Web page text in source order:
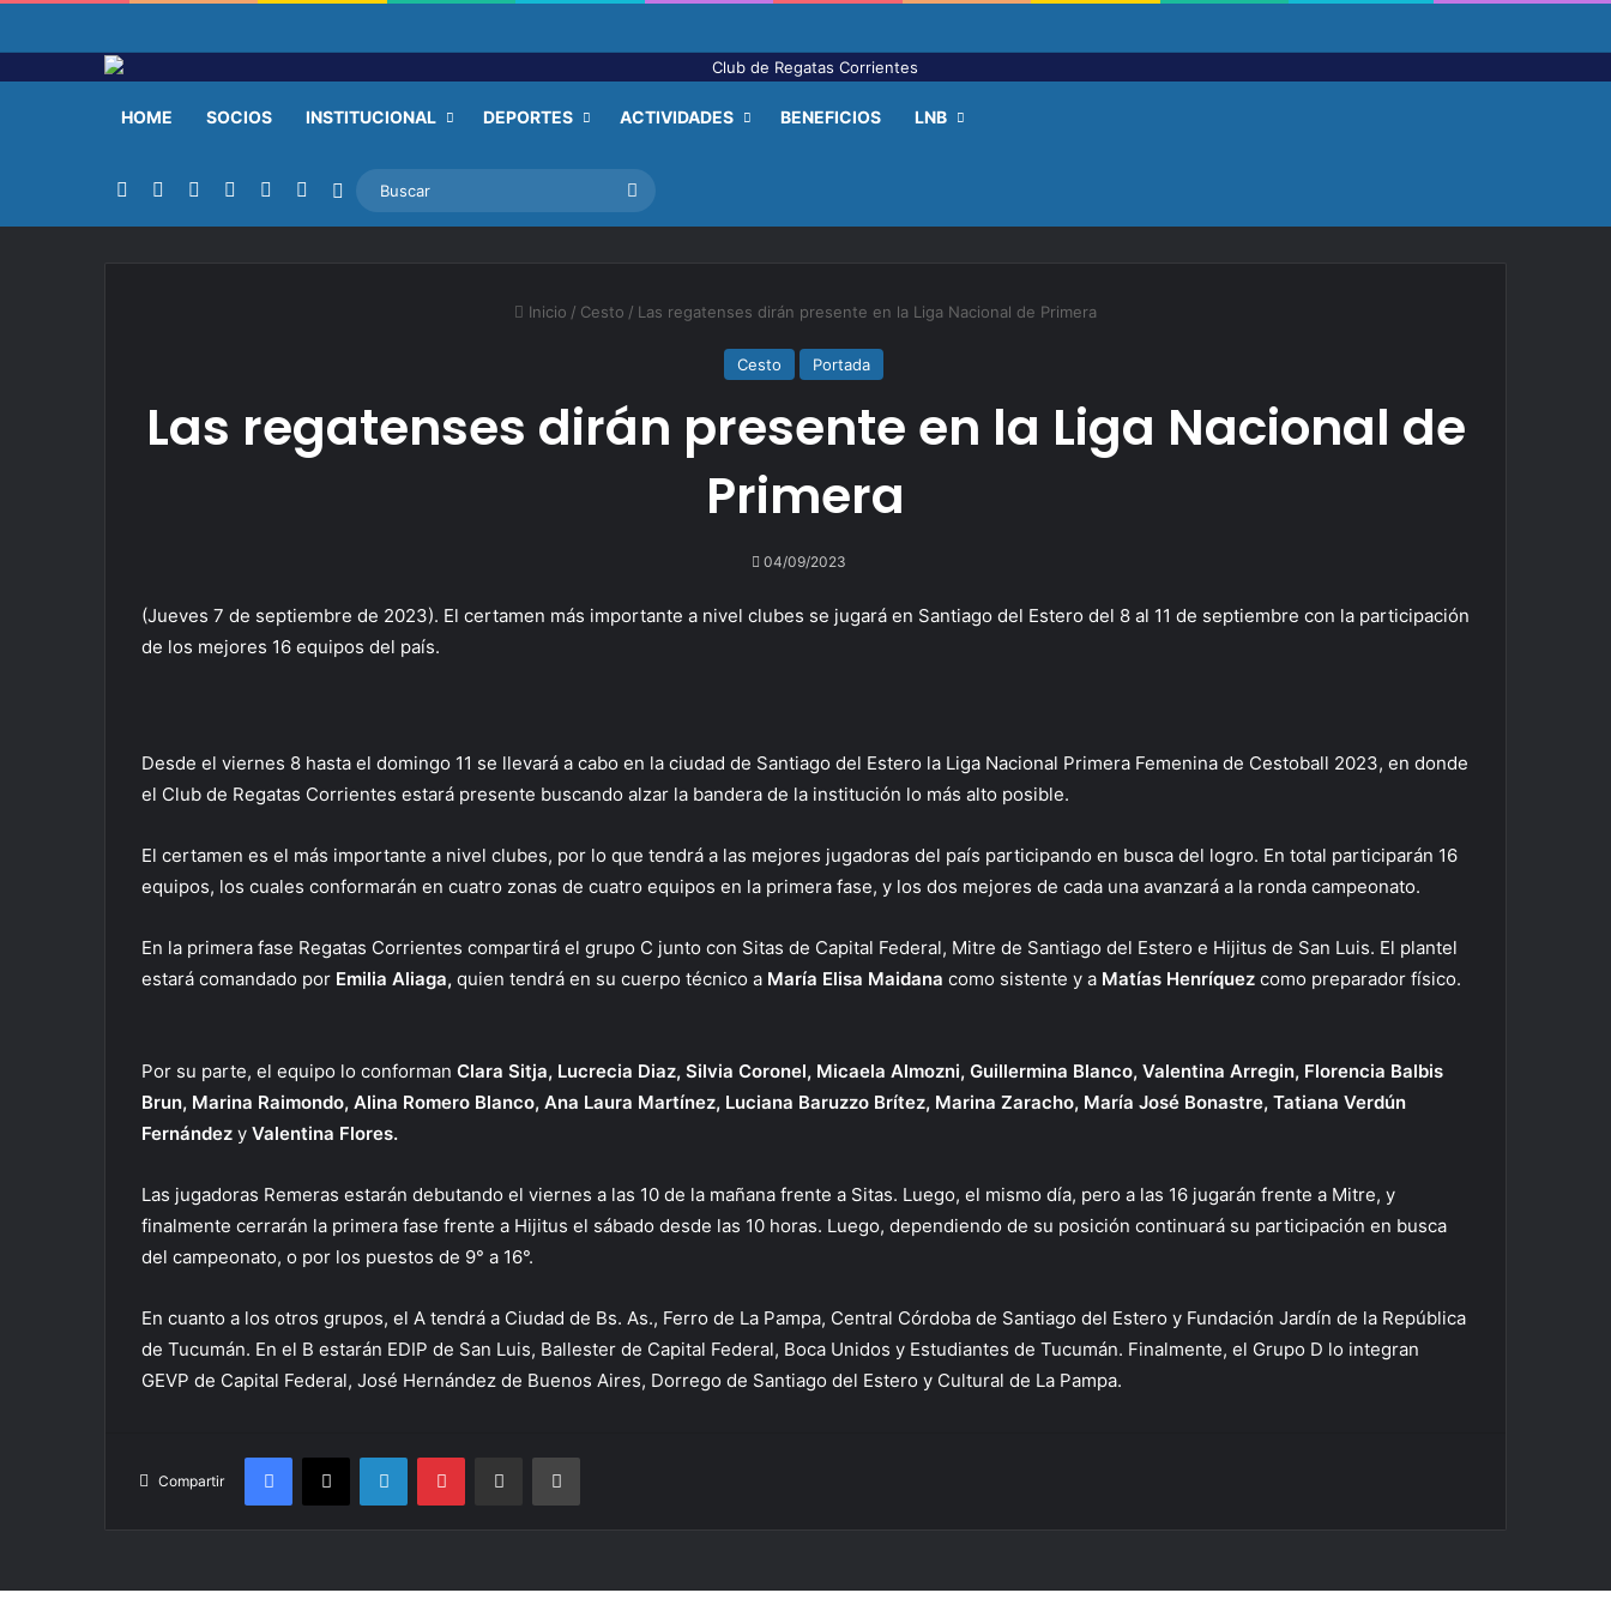
HOME SOCIOS INSTITUCIONAL DEPORTES ACTIVIDADES BENEFICIOS LNB
Facebook YouTubeInstagram
TikTokRSS Switch skin Buscar
Inicio / Cesto / Las regatenses dirán presente en la Liga Nacional de Primera
Cesto Portada
Las regatenses dirán presente en la Liga Nacional de
Primera
04/09/2023
(Jueves 7 de septiembre de 2023). El certamen más importante a nivel clubes se jugará en Santiago del Estero del 8 al 11 de septiembre con la participación
de los mejores 16 equipos del país.
Desde el viernes 8 hasta el domingo 11 se llevará a cabo en la ciudad de Santiago del Estero la Liga Nacional Primera Femenina de Cestoball 2023, en donde
el Club de Regatas Corrientes estará presente buscando alzar la bandera de la institución lo más alto posible.
El certamen es el más importante a nivel clubes, por lo que tendrá a las mejores jugadoras del país participando en busca del logro. En total participarán 16
equipos, los cuales conformarán en cuatro zonas de cuatro equipos en la primera fase, y los dos mejores de cada una avanzará a la ronda campeonato.
En la primera fase Regatas Corrientes compartirá el grupo C junto con Sitas de Capital Federal, Mitre de Santiago del Estero e Hijitus de San Luis. El plantel
estará comandado por Emilia Aliaga, quien tendrá en su cuerpo técnico a María Elisa Maidana como sistente y a Matías Henríquez como preparador físico.
Por su parte, el equipo lo conforman Clara Sitja, Lucrecia Diaz, Silvia Coronel, Micaela Almozni, Guillermina Blanco, Valentina Arregin, Florencia Balbis
Brun, Marina Raimondo, Alina Romero Blanco, Ana Laura Martínez, Luciana Baruzzo Brítez, Marina Zaracho, María José Bonastre, Tatiana Verdún
Fernández y Valentina Flores.
Las jugadoras Remeras estarán debutando el viernes a las 10 de la mañana frente a Sitas. Luego, el mismo día, pero a las 16 jugarán frente a Mitre, y
finalmente cerrarán la primera fase frente a Hijitus el sábado desde las 10 horas. Luego, dependiendo de su posición continuará su participación en busca
del campeonato, o por los puestos de 9° a 16°.
En cuanto a los otros grupos, el A tendrá a Ciudad de Bs. As., Ferro de La Pampa, Central Córdoba de Santiago del Estero y Fundación Jardín de la República
de Tucumán. En el B estarán EDIP de San Luis, Ballester de Capital Federal, Boca Unidos y Estudiantes de Tucumán. Finalmente, el Grupo D lo integran
GEVP de Capital Federal, José Hernández de Buenos Aires, Dorrego de Santiago del Estero y Cultural de La Pampa.
Compartir
Facebook
X LinkedInPinterest Compartir vía correo electrónicoImprimir